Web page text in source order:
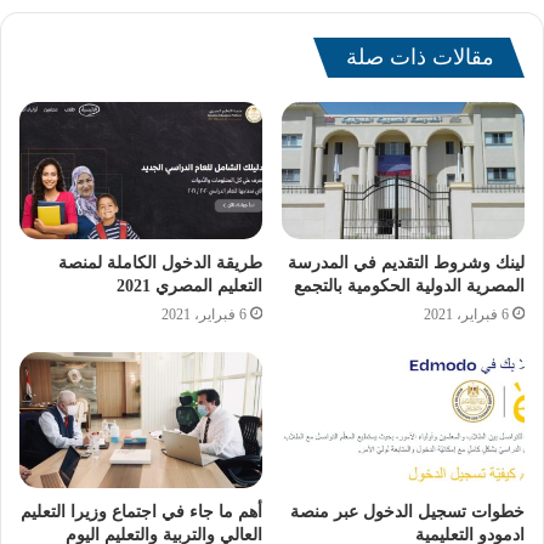
المدرسي
استعرض وزير التربية والتعليم خلال الاجتماع أهم المحاور التي
ترتكز عليها خطة الوزارة، والتي تشمل الطالب، المعلم، المناهج
الدراسية، والمباني المدرسية، لافتًا على أهمية متابعة
المديريات التعليمية لضمان تنفيذ تلك المحاور بشكل صحيح.
مقالات ذات صلة
لينك وشروط التقديم في المدرسة
المصرية الدولية الحكومية بالتجمع
6 فبراير، 2021
طريقة الدخول الكاملة لمنصة
التعليم المصري 2021
6 فبراير، 2021
خطوات تسجيل الدخول عبر منصة
ادمودو التعليمية
أهم ما جاء في اجتماع وزيرا التعليم
العالي والتربية والتعليم اليوم